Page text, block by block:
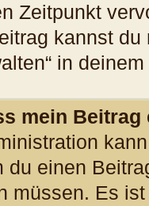
Zeitpunkt
kannst du
in
mein
du einen
müssen. Es